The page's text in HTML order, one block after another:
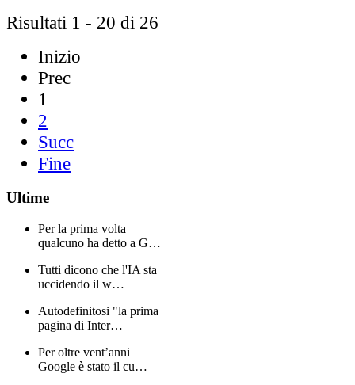
Risultati 1 - 20 di 26
Inizio
Prec
1
2
Succ
Fine
Ultime
Per la prima volta
qualcuno ha detto a G…
Tutti dicono che l'IA sta
uccidendo il w…
Autodefinitosi "la prima
pagina di Inter…
Per oltre vent’anni
Google è stato il cu…